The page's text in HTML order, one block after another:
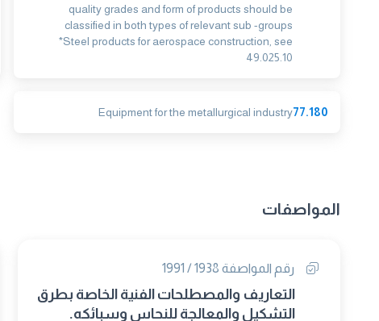
quality grades and form of products should be
classified in both types of relevant sub -groups
*Steel products for aerospace construction, see
49.025.10
77.180
Equipment for the metallurgical industry
المواصفات
رقم المواصفة 1938 / 1991
التعاريف والمصطلحات الفنية الخاصة بطرق
التشكيل والمعالجة للنحاس وسبائكه.